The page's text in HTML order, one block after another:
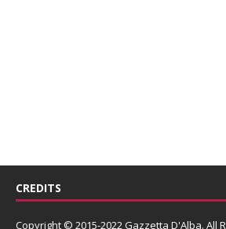
CREDITS
Copyright © 2015-2022 Gazzetta D'Alba. All